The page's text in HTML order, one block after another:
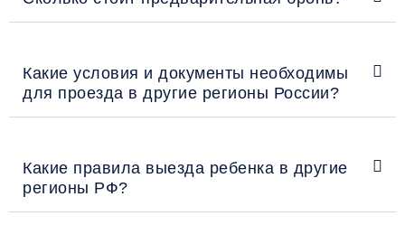
Какие условия и документы необходимы
для проезда в другие регионы России?
Какие правила выезда ребенка в другие
регионы РФ?